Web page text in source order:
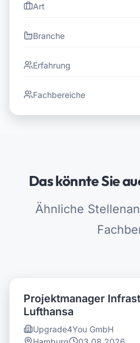
Art
Branche
Erfahrung
Fachbereiche
Das könnte Sie
Ähnliche
Projektmanager
Lufthansa
Upgrade4You GmbH